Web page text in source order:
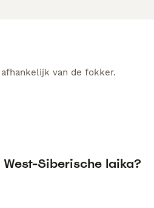
van de fokker.
Siberische laika?